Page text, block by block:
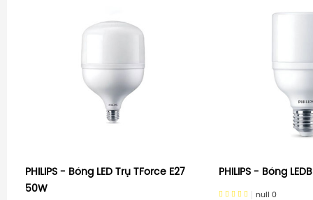
PHILIPS - Bóng LED Trụ TForce E27
50W
PHILIPS - Bóng
null 0